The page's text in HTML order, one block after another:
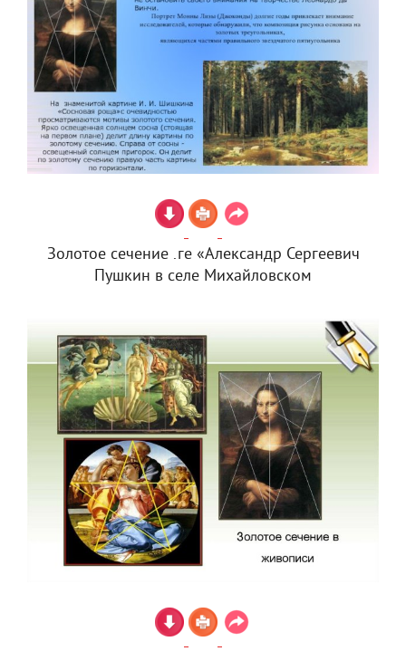
Золотое сечение .ге «Александр Сергеевич
Пушкин в селе Михайловском